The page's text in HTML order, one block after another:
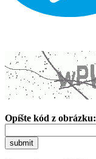
Opíšte kód z obrázku:
submit